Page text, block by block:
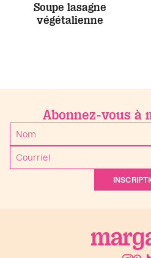
Soupe lasagne
végétalienne
Abonnez-vous à